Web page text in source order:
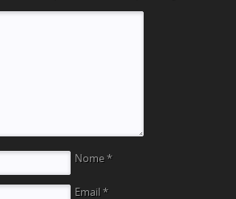
Nome *
Email *